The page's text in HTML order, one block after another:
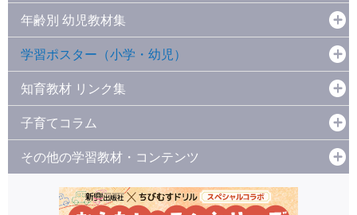
年齢別 幼児教材集
学習ポスター（小学・幼児）
知育教材 リンク集
子育てコラム
その他の学習教材・コンテンツ